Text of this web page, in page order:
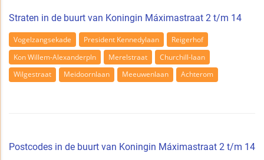
Straten in de buurt van Koningin Máximastraat 2 t/m 14
Vogelzangsekade President Kennedylaan
Reigerhof
Kon Willem-Alexanderpln
Merelstraat
Churchill-laan
Wilgestraat
Meidoornlaan Meeuwenlaan Achterom
Postcodes in de buurt van Koningin Máximastraat 2 t/m 14